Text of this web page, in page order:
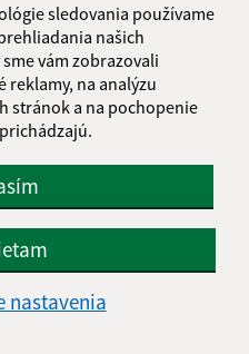
sledovania používame
našich
vám zobrazovali
reklamy, na analýzu
stránok a na pochopenie
nastavenia
Zabezpečenie
školy Kecerovce -